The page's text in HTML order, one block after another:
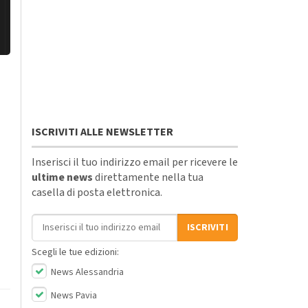
ISCRIVITI ALLE NEWSLETTER
Inserisci il tuo indirizzo email per ricevere le
ultime newsdirettamente nella tua
casella di posta elettronica.
Indirizzo email
ISCRIVITI
Scegli le tue edizioni:
News Alessandria
News Pavia